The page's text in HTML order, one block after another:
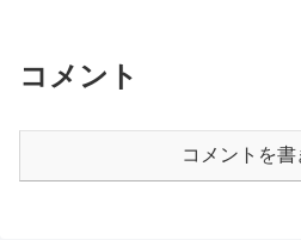
コメント
コメントを書